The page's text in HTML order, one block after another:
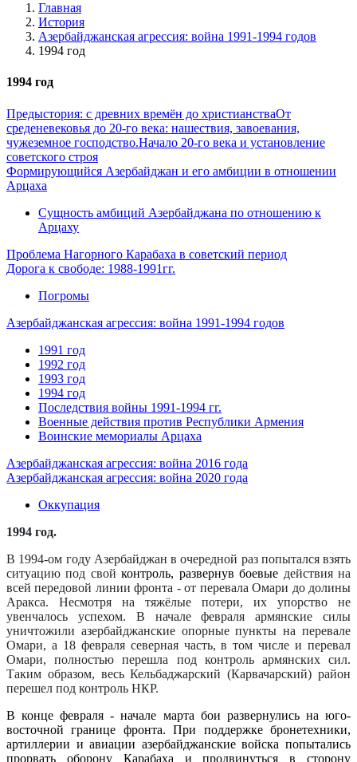
Главная
История
Азербайджанская агрессия: война 1991-1994 годов
1994 год
1994 год
Предыстория: с древних времён до христианстваОт
среденевековья до 20-го века: нашествия, завоевания,
чужеземное господство.Начало 20-го века и установление
советского строя
Формирующийся Азербайджан и его амбиции в отношении
Арцаха
Сущность амбиций Азербайджана по отношению к
Арцаху
Проблема Нагорного Карабаха в советский период
Дорога к свободе: 1988-1991гг.
Погромы
Азербайджанская агрессия: война 1991-1994 годов
1991 год
1992 год
1993 год
1994 год
Последствия войны 1991-1994 гг.
Военные действия против Республики Армения
Воинские мемориалы Арцаха
Азербайджанская агрессия: война 2016 года
Азербайджанская агрессия: война 2020 года
Оккупация
1994 год.
В 1994-ом году Азербайджан в очередной раз попытался взять
ситуацию под свойконтроль, развернув боевые действия на
всей передовой линии фронта - от перевала Омари до долины
Аракса. Несмотря на тяжёлые потери, их упорство не
увенчалось успехом. В начале февраля армянские силы
уничтожили азербайджанские опорные пункты на перевале
Омари, а 18 февраля северная часть, в том числе и перевал
Омари, полностью перешла под контроль армянских сил.
Таким образом, весь Кельбаджарский (Карвачарский) район
перешел под контроль НКР.
В конце февраля - начале марта бои развернулись на юго-
восточной границе фронта. При поддержке бронетехники,
артиллерии и авиации азербайджанские войска попытались
прорвать оборону Карабаха и продвинуться в сторону